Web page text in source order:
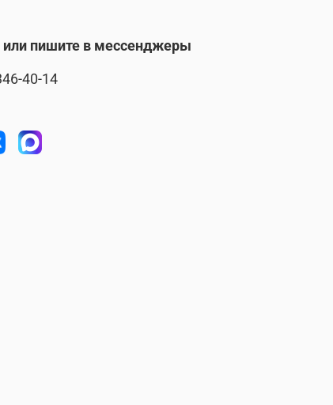
или пишите в мессенджеры
40-14